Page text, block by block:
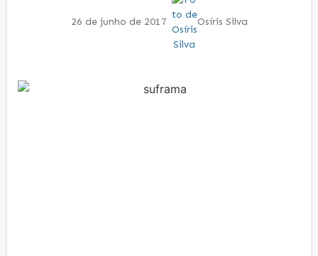
26 de junho de 2017 Osíris Silva